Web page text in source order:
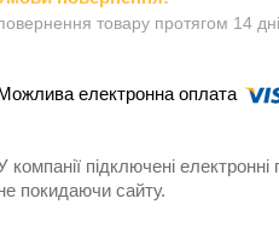
товару протягом 14
компанії підключені
покидаючи сайту.